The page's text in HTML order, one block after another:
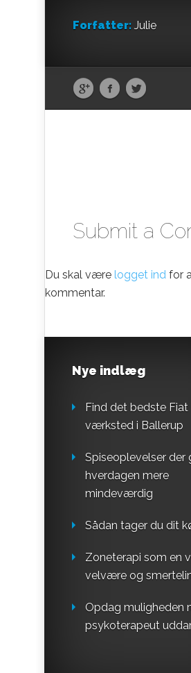
Forfatter: Julie
Submit a
Du skal være logget ind for
kommentar.
Nye indlæg
Find det bedste Fiat
værksted i Ballerup
Spiseoplevelser der
hverdagen mere
mindeværdig
Sådan tager du dit
Zoneterapi som en
velvære og
Opdag muligheden
psykoterapeut